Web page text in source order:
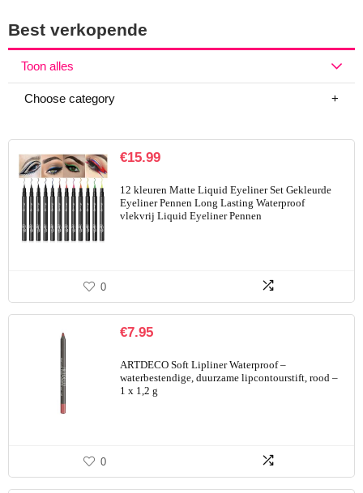
Best verkopende
Toon alles
Choose category
€15.99
12 kleuren Matte Liquid Eyeliner Set Gekleurde
Eyeliner Pennen Long Lasting Waterproof
vlekvrij Liquid Eyeliner Pennen
0
€7.95
ARTDECO Soft Lipliner Waterproof –
waterbestendige, duurzame lipcontourstift, rood –
1 x 1,2 g
0